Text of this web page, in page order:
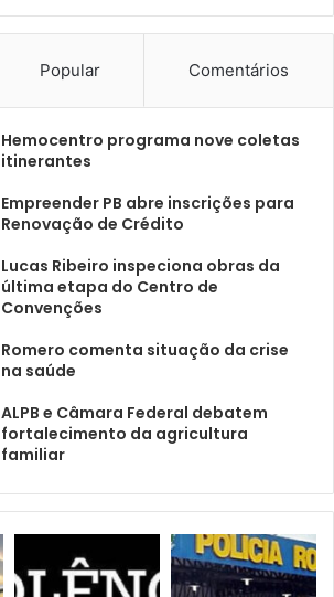
Popular Comentários
Hemocentro programa nove coletas
itinerantes
Empreender PB abre inscrições para
Renovação de Crédito
Lucas Ribeiro inspeciona obras da
última etapa do Centro de
Convenções
Romero comenta situação da crise
na saúde
ALPB e Câmara Federal debatem
fortalecimento da agricultura
familiar